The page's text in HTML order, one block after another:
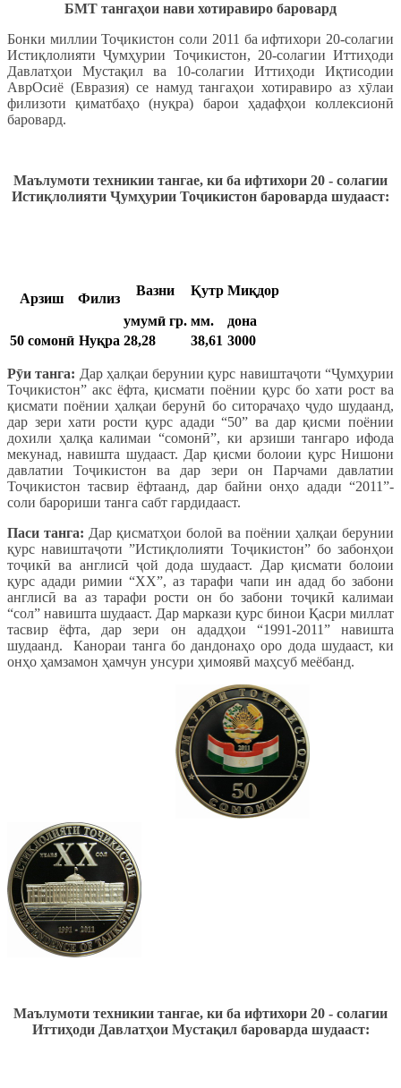
БМТ тангаҳои нави хотиравиро баровард
Бонки миллии Тоҷикистон соли 2011 ба ифтихори 20-солагии
Истиқлолияти Ҷумҳурии Тоҷикистон, 20-солагии Иттиҳоди
Давлатҳои Мустақил ва 10-солагии Иттиҳоди Иқтисодии
АврОсиё (Евразия) се намуд тангаҳои хотиравиро аз хӯлаи
филизоти қиматбаҳо (нуқра) барои ҳадафҳои коллексионӣ
баровард.
Маълумоти техникии тангае, ки ба ифтихори 20 - солагии
Истиқлолияти Ҷумҳурии Тоҷикистон бароварда шудааст:
Арзиш Филиз
Вазни
умумӣ гр.
Қутр
мм.
Миқдор
дона
50 сомонӣ Нуқра 28,28 38,61 3000
Рӯи танга: Дар ҳалқаи берунии қурс навиштаҷоти “Ҷумҳурии
Тоҷикистон” акс ёфта, қисмати поёнии қурс бо хати рост ва
қисмати поёнии ҳалқаи берунӣ бо ситорачаҳо ҷудо шудаанд,
дар зери хати рости қурс адади “50” ва дар қисми поёнии
дохили ҳалқа калимаи “сомонӣ”, ки арзиши тангаро ифода
мекунад, навишта шудааст. Дар қисми болоии қурс Нишони
давлатии Тоҷикистон ва дар зери он Парчами давлатии
Тоҷикистон тасвир ёфтаанд, дар байни онҳо адади “2011”-
соли барориши танга сабт гардидааст.
Паси танга: Дар қисматҳои болоӣ ва поёнии ҳалқаи берунии
қурс навиштаҷоти ”Истиқлолияти Тоҷикистон” бо забонҳои
тоҷикӣ ва англисӣ ҷой дода шудааст. Дар қисмати болоии
қурс адади римии “ХХ”, аз тарафи чапи ин адад бо забони
англисӣ ва аз тарафи рости он бо забони тоҷикӣ калимаи
“сол” навишта шудааст. Дар маркази қурс бинои Қасри миллат
тасвир ёфта, дар зери он ададҳои “1991-2011” навишта
шудаанд. Канораи танга бо дандонаҳо оро дода шудааст, ки
онҳо ҳамзамон ҳамчун унсури ҳимоявӣ маҳсуб меёбанд.
Маълумоти техникии тангае, ки ба ифтихори 20 - солагии
Иттиҳоди Давлатҳои Мустақил бароварда шудааст: